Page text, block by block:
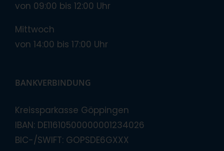
von 09:00 bis 12:00 Uhr
Mittwoch
von 14:00 bis 17:00 Uhr
BANKVERBINDUNG
Kreissparkasse Göppingen
IBAN: DE11610500000001234026
BIC-/SWIFT: GOPSDE6GXXX